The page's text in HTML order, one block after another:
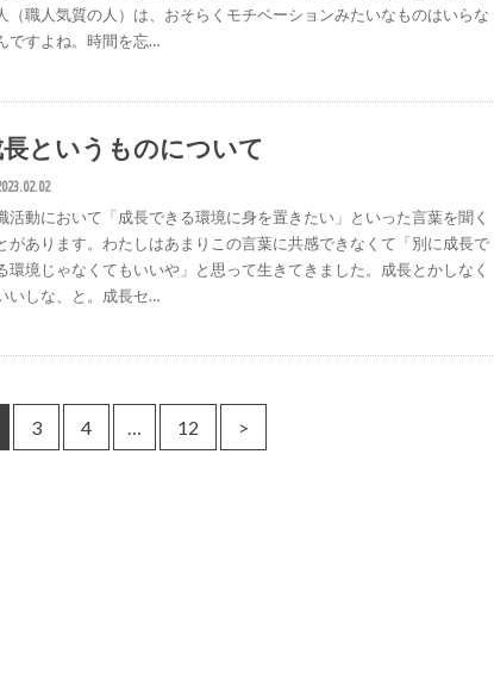
（職人気質の人）は、おそらくモチベーションみたいなものはいらな
ですよね。時間を忘…
長というものについて
活動において「成長できる環境に身を置きたい」といった言葉を聞く
があります。わたしはあまりこの言葉に共感できなくて「別に成長で
環境じゃなくてもいいや」と思って生きてきました。成長とかしなく
いしな、と。成長セ…
3 4 … 12 >